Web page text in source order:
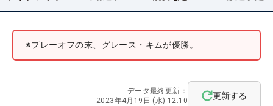
※プレーオフの末、グレース・キムが優勝。
データ最終更新：
2023年4月19日 (水) 12:10
更新する